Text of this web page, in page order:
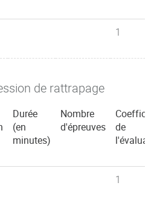
1
de rattrapage
Durée
(en
minutes)
Nombre
d'épreuves
de
1